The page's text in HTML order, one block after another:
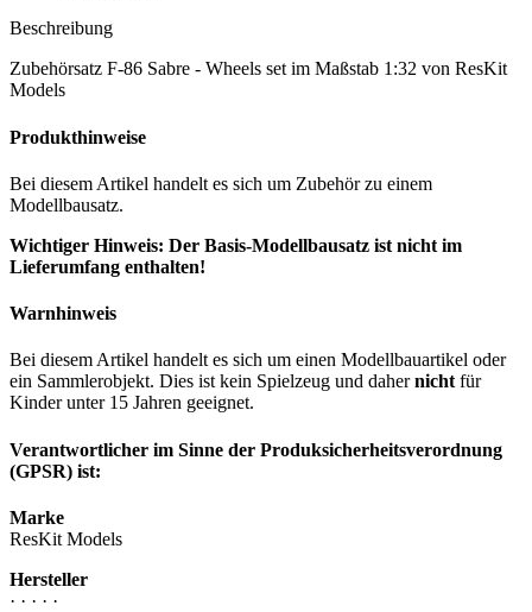
Beschreibung
Zubehörsatz F-86 Sabre - Wheels set im Maßstab 1:32 von ResKit
Models
Produkthinweise
Bei diesem Artikel handelt es sich um Zubehör zu einem
Modellbausatz.
Wichtiger Hinweis: Der Basis-Modellbausatz ist nicht im
Lieferumfang enthalten!
Warnhinweis
Bei diesem Artikel handelt es sich um einen Modellbauartikel oder
ein Sammlerobjekt. Dies ist kein Spielzeug und dahernicht für
Kinder unter 15 Jahren geeignet.
Verantwortlicher im Sinne der Produksicherheitsverordnung
(GPSR) ist:
Marke
ResKit Models
Hersteller
· · · · ·